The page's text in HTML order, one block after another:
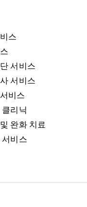
스
서비스
서비스
비스
리닉
완화 치료
서비스